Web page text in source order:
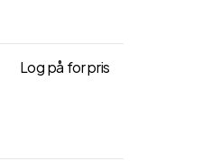
Log på for pris